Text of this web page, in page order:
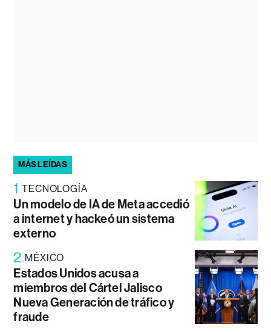
MÁS LEÍDAS
1 TECNOLOGÍA
Un modelo de IA de Meta accedió
a internet y hackeó un sistema
externo
2 MÉXICO
Estados Unidos acusa a
miembros del Cártel Jalisco
Nueva Generación de tráfico y
fraude